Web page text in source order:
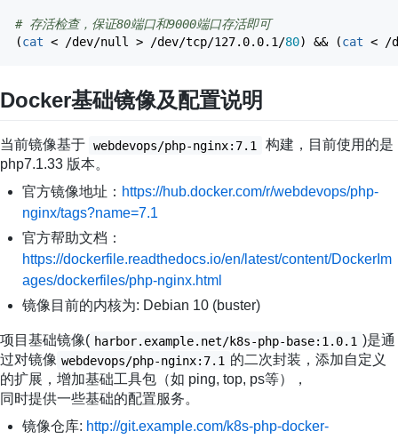
# 存活检查，保证80端口和9000端口存活即可
(cat < /dev/null > /dev/tcp/127.0.0.1/80) && (cat < /
Docker基础镜像及配置说明
当前镜像基于 webdevops/php-nginx:7.1
构建，目前使用的是
php7.1.33 版本。
官方镜像地址： https://hub.docker.com/r/webdevops/php-
nginx/tags?name=7.1
官方帮助文档：
https://dockerfile.readthedocs.io/en/latest/content/DockerIm
ages/dockerfiles/php-nginx.html
镜像目前的内核为: Debian 10 (buster)
项目基础镜像( harbor.example.net/k8s-php-base:1.0.1 )是通
过对镜像 webdevops/php-nginx:7.1 的二次封装，添加自定义
的扩展，增加基础工具包（如 ping, top, ps等），
同时提供一些基础的配置服务。
镜像仓库: http://git.example.com/k8s-php-docker-